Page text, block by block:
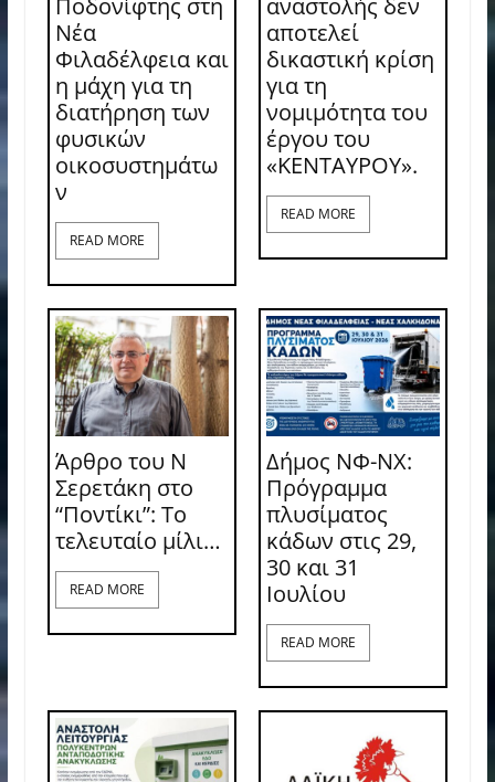
Ποδονίφτης στη
Νέα
Φιλαδέλφεια και
η μάχη για τη
διατήρηση των
φυσικών
οικοσυστημάτω
ν
READ MORE
αναστολής δεν
αποτελεί
δικαστική κρίση
για τη
νομιμότητα του
έργου του
«ΚΕΝΤΑΥΡΟΥ».
READ MORE
Άρθρο του Ν
Σερετάκη στο
“Ποντίκι”: Το
τελευταίο μίλι…
READ MORE
Δήμος ΝΦ-ΝΧ:
Πρόγραμμα
πλυσίματος
κάδων στις 29,
30 και 31
Ιουλίου
READ MORE